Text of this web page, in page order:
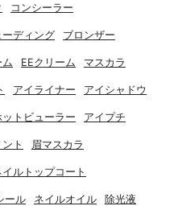
コンシーラー
ーディング ブロンザー
ム EEクリーム マスカラ
アイライナー アイシャドウ
ットビューラー アイプチ
ト 眉マスカラ
イルトップコート
ール ネイルオイル 除光液